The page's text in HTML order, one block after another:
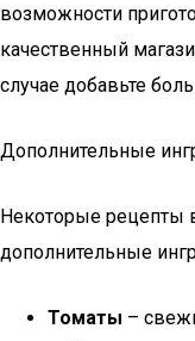
возможности
качественный
случае добавьте
Дополнительные
Некоторые рецепты
дополнительные
Томаты –